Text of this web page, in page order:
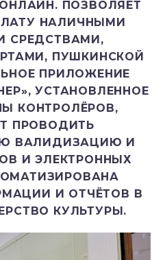
ПОЗВОЛЯЕТ
НАЛИЧНЫМИ
СРЕДСТВАМИ,
ПУШКИНСКОЙ
ПРИЛОЖЕНИЕ
УСТАНОВЛЕННОЕ
КОНТРОЛЁРОВ,
ПРОВОДИТЬ
ВАЛИДИЗАЦИЮ И
И ЭЛЕКТРОННЫХ
И ОТЧЁТОВ В
КУЛЬТУРЫ.